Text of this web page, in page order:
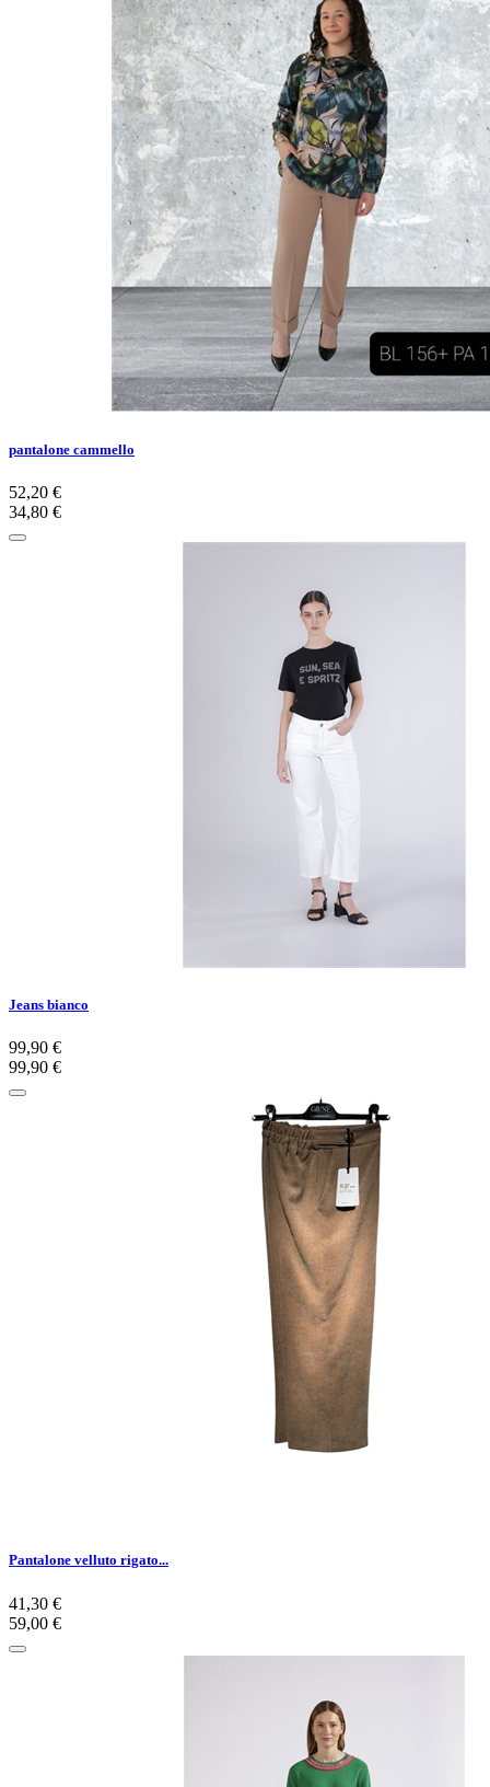
pantalone cammello
52,20 €
34,80 €
Jeans bianco
99,90 €
99,90 €
Pantalone velluto rigato...
41,30 €
59,00 €